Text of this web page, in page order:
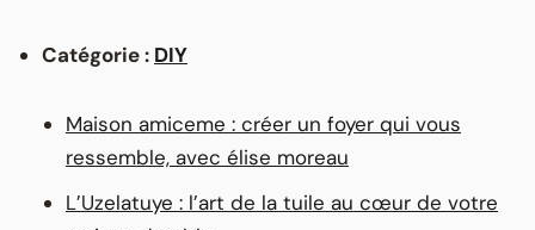
Catégorie : DIY
Maison amiceme : créer un foyer qui vous
ressemble, avec élise moreau
L’Uzelatuye : l’art de la tuile au cœur de votre